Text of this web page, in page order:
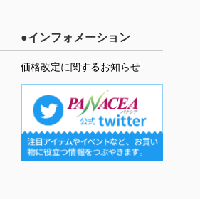
●インフォメーション
価格改定に関するお知らせ